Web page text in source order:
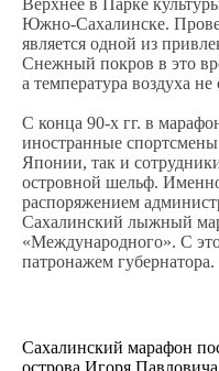
Южно-Сахалинске.
является одной из
Снежный покров в это
а температура воздуха не
С конца 90-х гг. в
иностранные
Японии, так и
островной шельф.
распоряжением
Сахалинский лыжный
«Международного». С
патронажем губернатора.
Сахалинский марафон
острова Игоря